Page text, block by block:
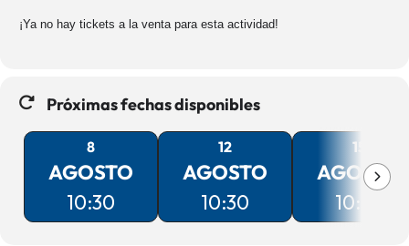
¡Ya no hay tickets a la venta para esta actividad!
Próximas fechas disponibles
8
AGOSTO
10:30
12
AGOSTO
10:30
15
AGOSTO
10:30